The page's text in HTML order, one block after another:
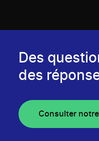
Des
des
Consulter notre